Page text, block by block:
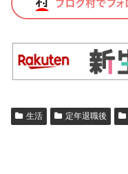
生活 定年退職後